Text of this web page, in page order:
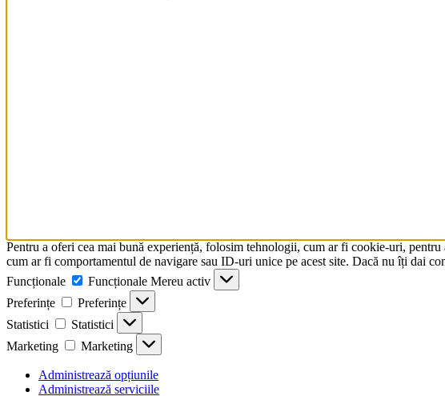
Pentru a oferi cea mai bună experiență, folosim tehnologii, cum ar fi cookie-uri,
cum ar fi comportamentul de navigare sau ID-uri unice pe acest site. Dacă nu îți dai
Funcționale
Funcționale Mereu activ
Preferințe
Preferințe
Statistici
Statistici
Marketing
Marketing
Administrează opțiunile
Administrează serviciile